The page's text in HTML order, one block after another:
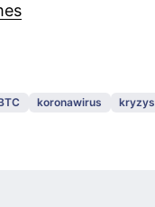
koronawirus kryzys